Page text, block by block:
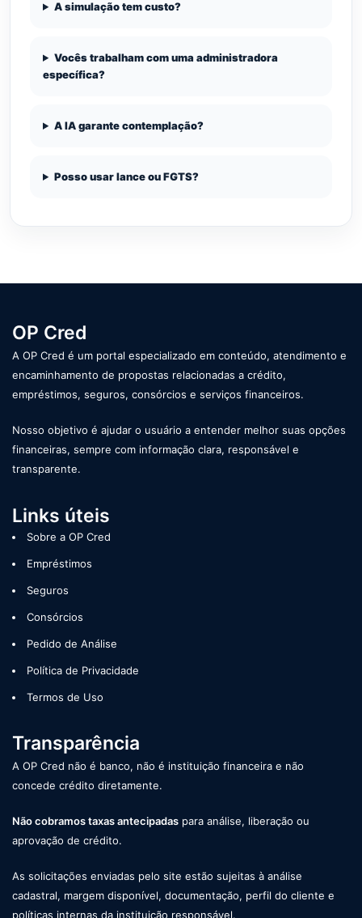
A simulação tem custo?
Vocês trabalham com uma administradora
específica?
A IA garante contemplação?
Posso usar lance ou FGTS?
OP Cred
A OP Cred é um portal especializado em conteúdo, atendimento e
encaminhamento de propostas relacionadas a crédito,
empréstimos, seguros, consórcios e serviços financeiros.
Nosso objetivo é ajudar o usuário a entender melhor suas opções
financeiras, sempre com informação clara, responsável e
transparente.
Links úteis
Sobre a OP Cred
Empréstimos
Seguros
Consórcios
Pedido de Análise
Política de Privacidade
Termos de Uso
Transparência
A OP Cred não é banco, não é instituição financeira e não
concede crédito diretamente.
Não cobramos taxas antecipadas para análise, liberação ou
aprovação de crédito.
As solicitações enviadas pelo site estão sujeitas à análise
cadastral, margem disponível, documentação, perfil do cliente e
políticas internas da instituição responsável.